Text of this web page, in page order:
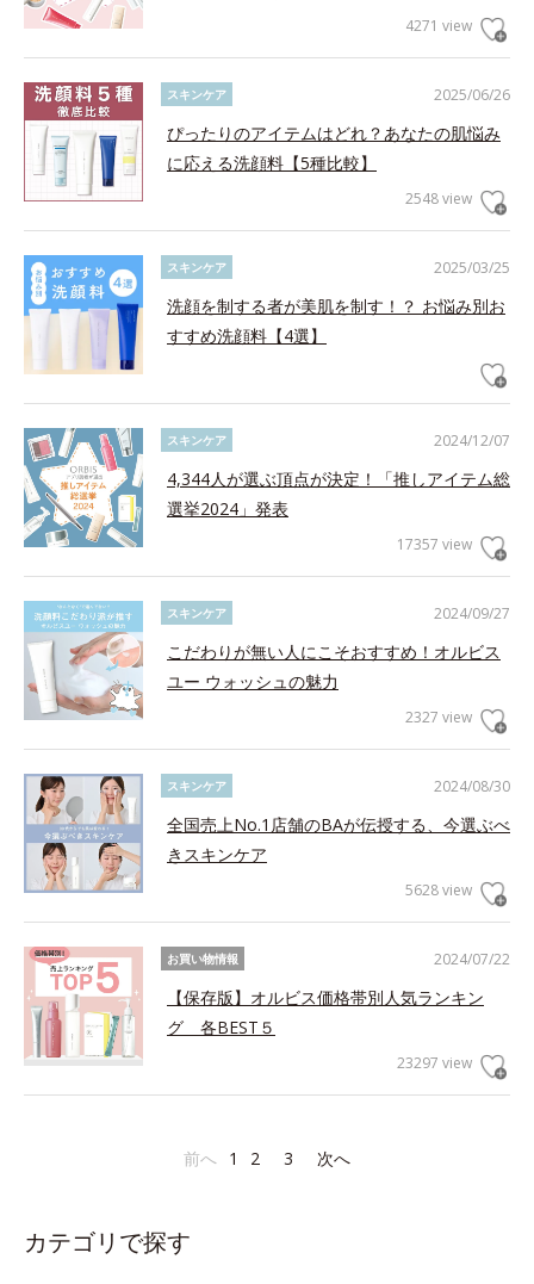
4271 view
2025/06/26
スキンケア
ぴったりのアイテムはどれ？あなたの肌悩み
に応える洗顔料【5種比較】
2548 view
2025/03/25
スキンケア
洗顔を制する者が美肌を制す！？ お悩み別お
すすめ洗顔料【4選】
2024/12/07
スキンケア
4,344人が選ぶ頂点が決定！「推しアイテム総
選挙2024」発表
17357 view
2024/09/27
スキンケア
こだわりが無い人にこそおすすめ！オルビス
ユー ウォッシュの魅力
2327 view
2024/08/30
スキンケア
全国売上No.1店舗のBAが伝授する、今選ぶべ
きスキンケア
5628 view
2024/07/22
お買い物情報
【保存版】オルビス価格帯別人気ランキン
グ 各BEST５
23297 view
前へ 1 2 3 次へ
カテゴリで探す